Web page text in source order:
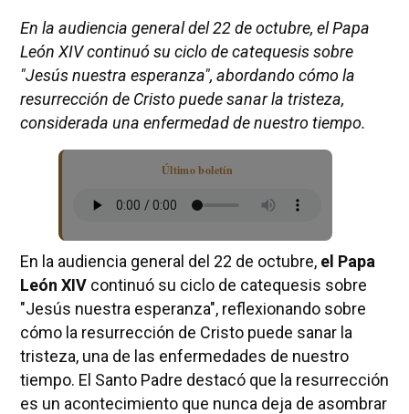
En la audiencia general del 22 de octubre, el Papa
León XIV continuó su ciclo de catequesis sobre
"Jesús nuestra esperanza", abordando cómo la
resurrección de Cristo puede sanar la tristeza,
considerada una enfermedad de nuestro tiempo.
Último boletín
En la audiencia general del 22 de octubre, el Papa
León XIVcontinuó su ciclo de catequesis sobre
"Jesús nuestra esperanza", reflexionando sobre
cómo la resurrección de Cristo puede sanar la
tristeza, una de las enfermedades de nuestro
tiempo. El Santo Padre destacó que la resurrección
es un acontecimiento que nunca deja de asombrar